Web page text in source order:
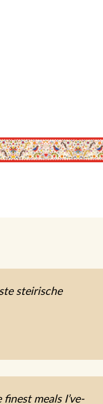
steirische
meals I’ve-